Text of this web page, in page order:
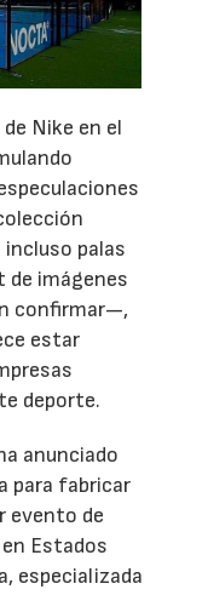
Nike en el
palas
imágenes
confirmar—,
estar
deporte.
anunciado
para fabricar
evento de
Estados
especializada